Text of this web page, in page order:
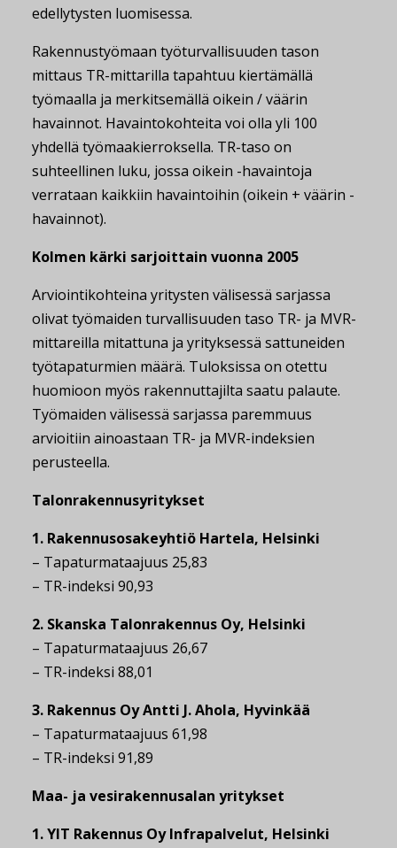
edellytysten luomisessa.
Rakennustyömaan työturvallisuuden tason
mittaus TR-mittarilla tapahtuu kiertämällä
työmaalla ja merkitsemällä oikein / väärin
havainnot. Havaintokohteita voi olla yli 100
yhdellä työmaakierroksella. TR-taso on
suhteellinen luku, jossa oikein -havaintoja
verrataan kaikkiin havaintoihin (oikein + väärin -
havainnot).
Kolmen kärki sarjoittain vuonna 2005
Arviointikohteina yritysten välisessä sarjassa
olivat työmaiden turvallisuuden taso TR- ja MVR-
mittareilla mitattuna ja yrityksessä sattuneiden
työtapaturmien määrä. Tuloksissa on otettu
huomioon myös rakennuttajilta saatu palaute.
Työmaiden välisessä sarjassa paremmuus
arvioitiin ainoastaan TR- ja MVR-indeksien
perusteella.
Talonrakennusyritykset
1. Rakennusosakeyhtiö Hartela, Helsinki
– Tapaturmataajuus 25,83
– TR-indeksi 90,93
2. Skanska Talonrakennus Oy, Helsinki
– Tapaturmataajuus 26,67
– TR-indeksi 88,01
3. Rakennus Oy Antti J. Ahola, Hyvinkää
– Tapaturmataajuus 61,98
– TR-indeksi 91,89
Maa- ja vesirakennusalan yritykset
1. YIT Rakennus Oy Infrapalvelut, Helsinki